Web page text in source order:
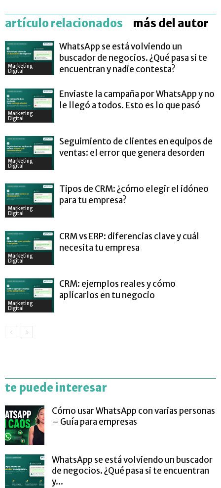
artículo relacionados más del autor
Marketing
Digital
WhatsApp se está volviendo un
buscador de negocios. ¿Qué pasa si te
encuentran y nadie contesta?
Marketing
Digital
Enviaste la campaña por WhatsApp y no
le llegó a todos. Esto es lo que pasó
Marketing
Digital
Seguimiento de clientes en equipos de
ventas: el error que genera desorden
Marketing
Digital
Tipos de CRM: ¿cómo elegir el idóneo
para tu empresa?
Marketing
Digital
CRM vs ERP: diferencias clave y cuál
necesita tu empresa
Marketing
Digital
CRM: ejemplos reales y cómo
aplicarlos en tu negocio
te puede interesar
Cómo usar WhatsApp con varias personas
– Guía para empresas
WhatsApp se está volviendo un buscador
de negocios. ¿Qué pasa si te encuentran
y...